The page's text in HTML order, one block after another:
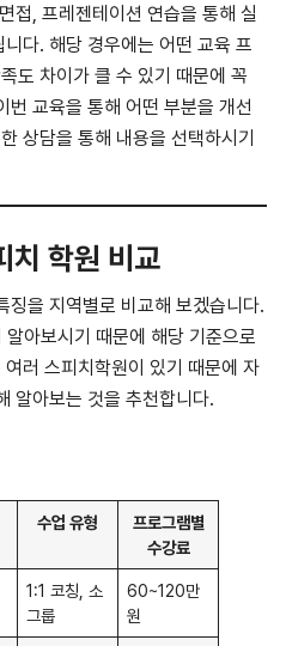
접, 프레젠테이션 연습을 통해 실
다. 해당 경우에는 어떤 교육 프
도 차이가 클 수 있기 때문에 꼭
번 교육을 통해 어떤 부분을 개선
상담을 통해 내용을 선택하시기
치 학원 비교
징을 지역별로 비교해 보겠습니다.
아보시기 때문에 해당 기준으로
러 스피치학원이 있기 때문에 자
알아보는 것을 추천합니다.
수업 유형
프로그램별
수강료
1:1 코칭, 소
그룹
60~120만
원